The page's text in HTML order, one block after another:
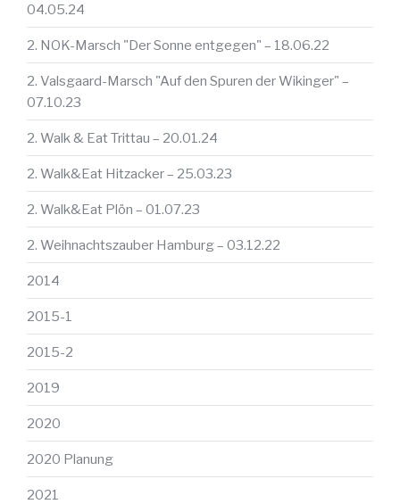
04.05.24
2. NOK-Marsch "Der Sonne entgegen" – 18.06.22
2. Valsgaard-Marsch "Auf den Spuren der Wikinger" –
07.10.23
2. Walk & Eat Trittau – 20.01.24
2. Walk&Eat Hitzacker – 25.03.23
2. Walk&Eat Plön – 01.07.23
2. Weihnachtszauber Hamburg – 03.12.22
2014
2015-1
2015-2
2019
2020
2020 Planung
2021